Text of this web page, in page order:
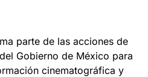
parte de las acciones de
Gobierno de México para
cinematográfica y